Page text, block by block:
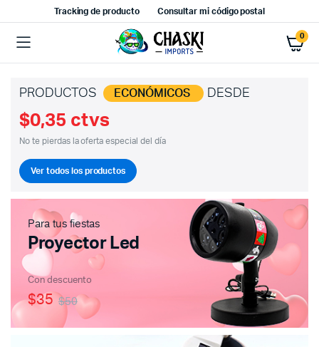
Tracking de producto Consultar mi código postal
0
PRODUCTOS ECONÓMICOS DESDE
$0,35 ctvs
No te pierdas la oferta especial del día
Ver todos los productos
Para tus fiestas
Proyector Led
Con descuento
$50
$35